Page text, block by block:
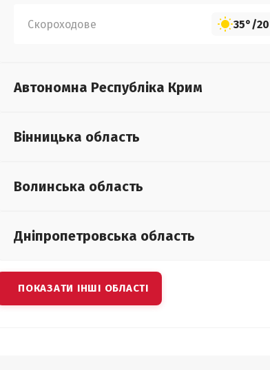
Скороходове 35°/
Автономна Республіка Крим
Вінницька область
Волинська область
Дніпропетровська область
ПОКАЗАТИ ІНШІ ОБЛАСТІ